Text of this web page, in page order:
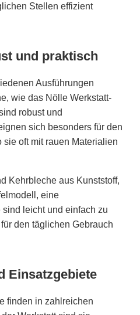
Stellen effizient
und praktisch
Ausführungen
wie das Nölle Werkstatt-
robust und
sich besonders für den
sie oft mit rauen Materialien
Kehrbleche aus Kunststoff,
eine
leicht und einfach zu
den täglichen Gebrauch
Einsatzgebiete
finden in zahlreichen